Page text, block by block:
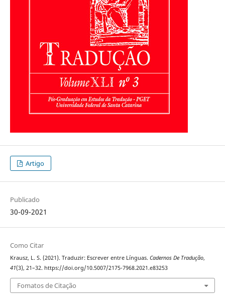
Artigo
Publicado
30-09-2021
Como Citar
Krausz, L. S. (2021). Traduzir: Escrever entre Línguas. Cadernos De Tradução,
41(3), 21–32. https://doi.org/10.5007/2175-7968.2021.e83253
Fomatos de Citação